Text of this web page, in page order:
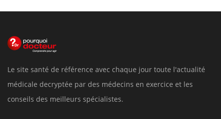
Le site santé de référence avec chaque jour toute l'actualité
médicale decryptée par des médecins en exercice et les
conseils des meilleurs spécialistes.